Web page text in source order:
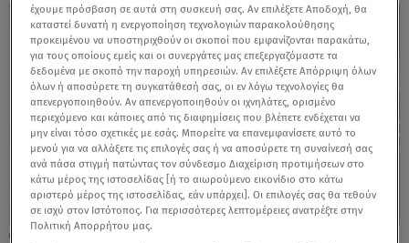
13.05.26, 14:17
έχουμε πρόσβαση σε αυτά στη συσκευή σας. Αν επιλέξετε Αποδοχή, θα
καταστεί δυνατή η ενεργοποίηση τεχνολογιών παρακολούθησης
προκειμένου να υποστηριχθούν οι σκοποί που εμφανίζονται παρακάτω,
για τους οποίους εμείς και οι συνεργάτες μας επεξεργαζόμαστε τα
δεδομένα με σκοπό την παροχή υπηρεσιών. Αν επιλέξετε Απόρριψη όλων
όλων ή αποσύρετε τη συγκατάθεσή σας, οι εν λόγω τεχνολογίες θα
απενεργοποιηθούν. Αν απενεργοποιηθούν οι ιχνηλάτες, ορισμένο
περιεχόμενο και κάποιες από τις διαφημίσεις που βλέπετε ενδέχεται να
μην είναι τόσο σχετικές με εσάς. Μπορείτε να επανεμφανίσετε αυτό το
μενού για να αλλάξετε τις επιλογές σας ή να αποσύρετε τη συναίνεσή σας
ανά πάσα στιγμή πατώντας τον σύνδεσμο Διαχείριση προτιμήσεων στο
κάτω μέρος της ιστοσελίδας [ή το αιωρούμενο εικονίδιο στο κάτω
αριστερό μέρος της ιστοσελίδας, εάν υπάρχει]. Οι επιλογές σας θα τεθούν
σε ισχύ στον Ιστότοπος. Για περισσότερες λεπτομέρειες ανατρέξτε στην
Πολιτική Απορρήτου μας.